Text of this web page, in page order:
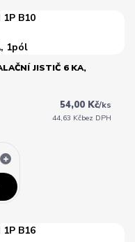
JISTIČ 6 KA,
54,00 Kč/ks
44,63 Kčbez DPH